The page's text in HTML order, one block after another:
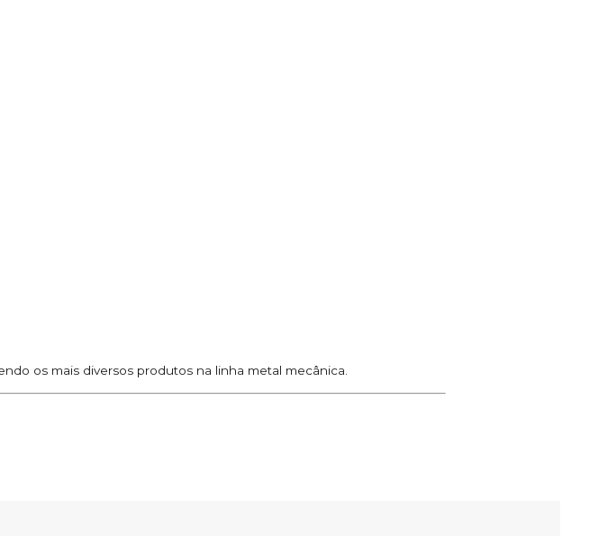
os mais diversos produtos na linha metal mecânica.